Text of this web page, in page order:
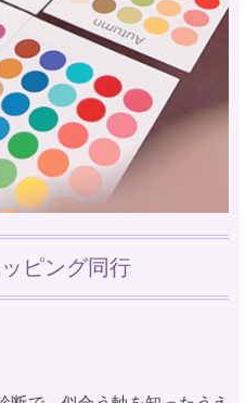
ピング同行